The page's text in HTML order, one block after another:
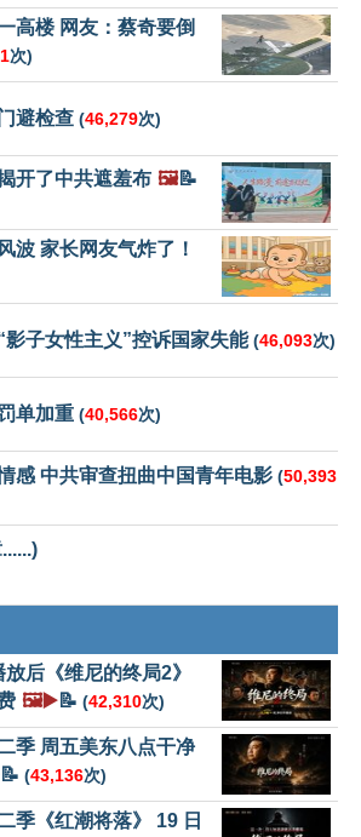
高楼 网友：蔡奇要倒
次)
避检查 (46,279次)
开了中共遮羞布 🖼️📝
波 家长网友气炸了！
子女性主义”控诉国家失能(46,093次)
单加重 (40,566次)
感 中共审查扭曲中国青年电影 (50,393
后《维尼的终局2》
🖼️▶️📝 (42,310次)
季 周五美东八点干净
📝 (43,136次)
季《红潮将落》 19 日